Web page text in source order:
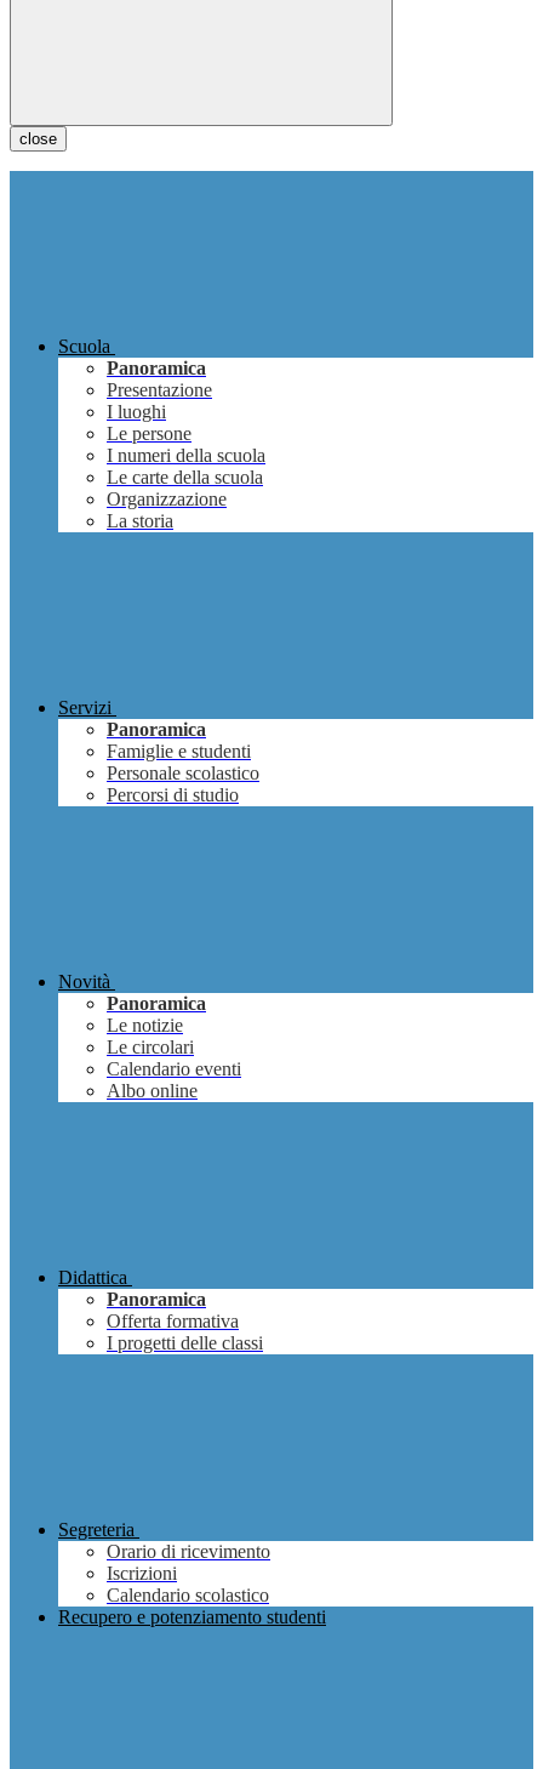
close
Scuola
Panoramica
Presentazione
I luoghi
Le persone
I numeri della scuola
Le carte della scuola
Organizzazione
La storia
Servizi
Panoramica
Famiglie e studenti
Personale scolastico
Percorsi di studio
Novità
Panoramica
Le notizie
Le circolari
Calendario eventi
Albo online
Didattica
Panoramica
Offerta formativa
I progetti delle classi
Segreteria
Orario di ricevimento
Iscrizioni
Calendario scolastico
Recupero e potenziamento studenti